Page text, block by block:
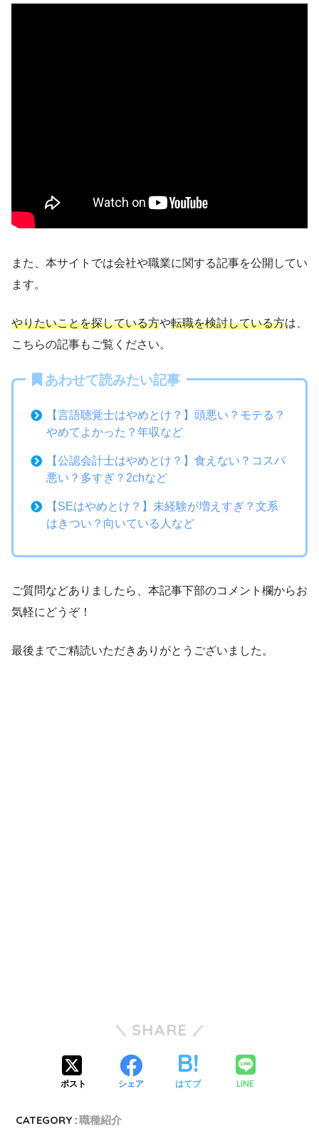
また、本サイトでは会社や職業に関する記事を公開してい
ます。
やりたいことを探している方や転職を検討している方は、
こちらの記事もご覧ください。
あわせて読みたい記事
【言語聴覚士はやめとけ？】頭悪い？モテる？
やめてよかった？年収など
【公認会計士はやめとけ？】食えない？コスパ
悪い？多すぎ？2chなど
【SEはやめとけ？】未経験が増えすぎ？文系
はきつい？向いている人など
ご質問などありましたら、本記事下部のコメント欄からお
気軽にどうぞ！
最後までご精読いただきありがとうございました。
SHARE
ポスト シェア はてブ LINE
CATEGORY :職種紹介